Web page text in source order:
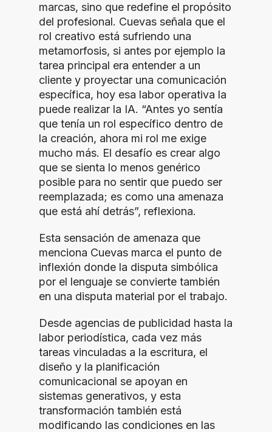
marcas, sino que redefine el propósito
del profesional. Cuevas señala que el
rol creativo está sufriendo una
metamorfosis, si antes por ejemplo la
tarea principal era entender a un
cliente y proyectar una comunicación
específica, hoy esa labor operativa la
puede realizar la IA. “Antes yo sentía
que tenía un rol específico dentro de
la creación, ahora mi rol me exige
mucho más. El desafío es crear algo
que se sienta lo menos genérico
posible para no sentir que puedo ser
reemplazada; es como una amenaza
que está ahí detrás”, reflexiona.
Esta sensación de amenaza que
menciona Cuevas marca el punto de
inflexión donde la disputa simbólica
por el lenguaje se convierte también
en una disputa material por el trabajo.
Desde agencias de publicidad hasta la
labor periodística, cada vez más
tareas vinculadas a la escritura, el
diseño y la planificación
comunicacional se apoyan en
sistemas generativos, y esta
transformación también está
modificando las condiciones en las